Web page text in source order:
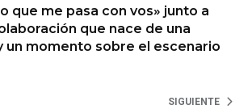
que me pasa con vos» junto a
que nace de una
un momento sobre el escenario
SIGUIENTE